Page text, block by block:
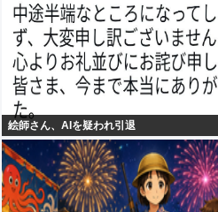
絵師さん、AIを疑われ引退